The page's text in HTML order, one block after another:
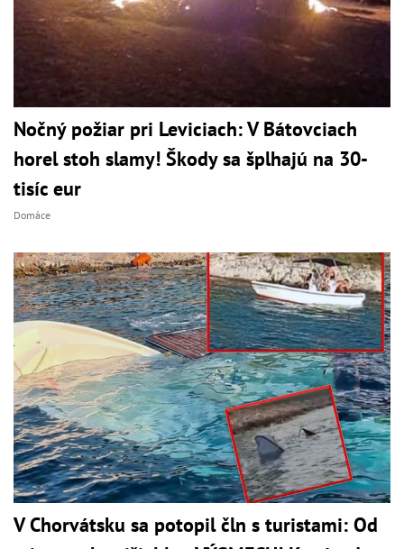
Nočný požiar pri Leviciach: V Bátovciach
horel stoh slamy! Škody sa šplhajú na 30-
tisíc eur
Domáce
V Chorvátsku sa potopil čln s turistami: Od